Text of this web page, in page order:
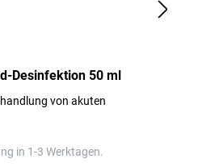
Desinfektion 50 ml
von akuten
in 1-3 Werktagen.